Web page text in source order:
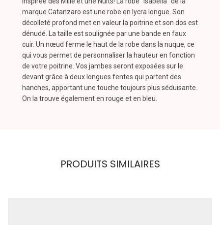
marque Catanzaro estune robe en lycra longue. Son
décolleté profond meten valeur la poitrine etson dos est
dénudé.
La taille estsoulignée parune bande en faux
cuir. Un nœud ferme le hautde la robe dans la nuque, ce
qui vous permetde personnaliser la hauteuren fonction
de votre poitrine. Vos jambes serontexposées sur le
devantgrâce à deux longues fentes qui partentdes
hanches, apportantune touche toujours plus séduisante.
On la trouve égalementen rouge eten bleu.
PRODUITS SIMILAIRES